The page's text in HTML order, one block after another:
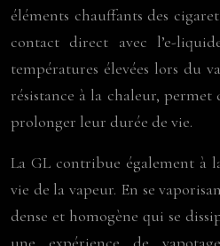
éléments chauffants des
contact direct avec l’e-
températures élevées lors du
résistance à la chaleur, permet
prolonger leur durée de vie.
La GL contribue également à
vie de la vapeur. En se
dense et homogène qui se